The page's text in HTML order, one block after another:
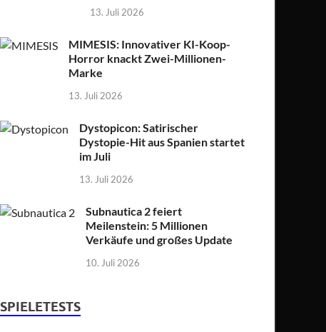
13. Juli 2026
MIMESIS: Innovativer KI-Koop-
Horror knackt Zwei-Millionen-
Marke
13. Juli 2026
Dystopicon: Satirischer
Dystopie-Hit aus Spanien startet
im Juli
13. Juli 2026
Subnautica 2 feiert
Meilenstein: 5 Millionen
Verkäufe und großes Update
10. Juli 2026
SPIELETESTS